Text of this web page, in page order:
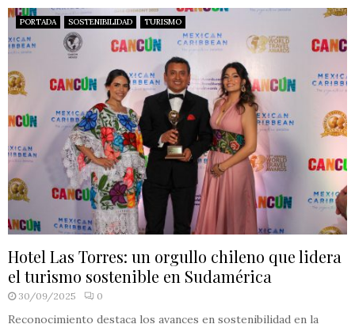
PORTADA SOSTENIBILIDAD TURISMO
Hotel Las Torres: un orgullo chileno que lidera
el turismo sostenible en Sudamérica
30/09/2025 0
Reconocimiento destaca los avances en sostenibilidad en la